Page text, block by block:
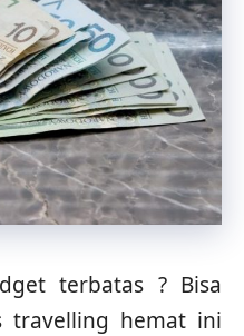
terbatas ? Bisa
travelling hemat ini